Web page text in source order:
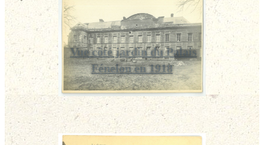
Vue côté jardin du Palais
Fénelon en 1918